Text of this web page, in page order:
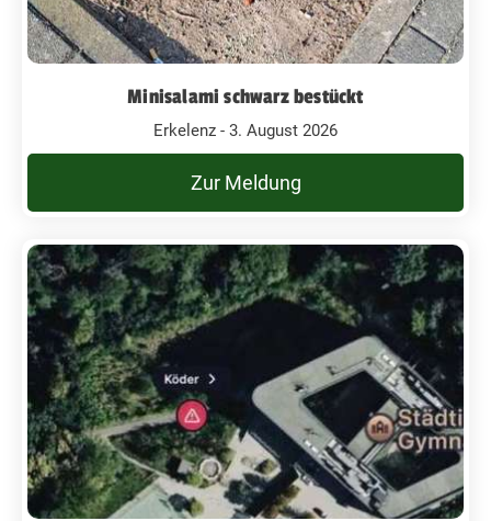
Minisalami schwarz bestückt
Erkelenz - 3. August 2026
Zur Meldung